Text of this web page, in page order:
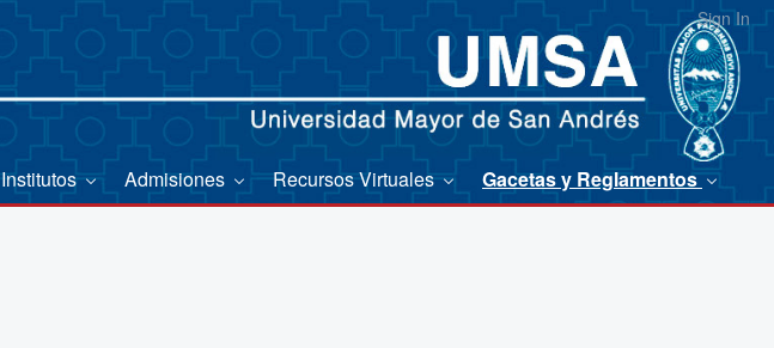
Sign In
Institutos Admisiones Recursos Virtuales Gacetas y Reglamentos